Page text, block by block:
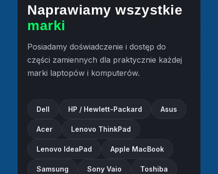
Naprawiamy wszystkie
marki
Posiadamy doświadczenie i dostęp do
części zamiennych dla praktycznie każdej
marki laptopów i komputerów.
Dell HP / Hewlett-Packard Asus
Acer Lenovo ThinkPad
Lenovo IdeaPad Apple MacBook
Samsung Sony Vaio Toshiba